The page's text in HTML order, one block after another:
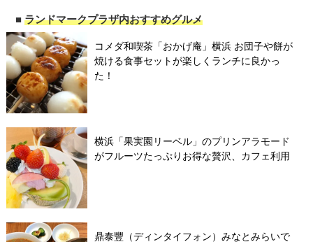
■ランドマークプラザ内おすすめグルメ
コメダ和喫茶「おかげ庵」横浜 お団子や餅が
焼ける食事セットが楽しくランチに良かっ
た！
横浜「果実園リーベル」のプリンアラモード
がフルーツたっぷりお得な贅沢、カフェ利用
鼎泰豐（ディンタイフォン）みなとみらいで